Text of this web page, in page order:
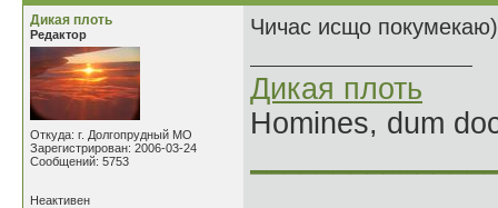
Дикая плоть
Редактор
Откуда: г. Долгопрудный МО
Зарегистрирован: 2006-03-24
Сообщений: 5753
Чичас исщо
Дикая плоть
Homines, dum
Неактивен